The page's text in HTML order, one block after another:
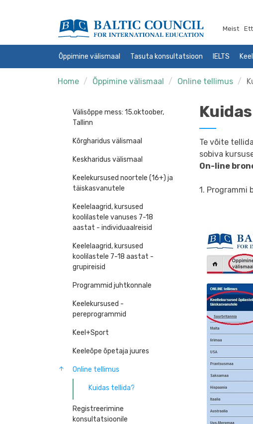
Meist
Õppimine välismaal Tasuta konsultatsioon IELTS
Home Õppimine välismaal Online tellimus
Välisõppe mess: 15.oktoober,
Tallinn
Kõrgharidus välismaal
Keskharidus välismaal
Keelekursused noortele (16+) ja
täiskasvanutele
Keelelaagrid, kursused
koolilastele vanuses 7-18
aastat - individuaalreisid
Keelelaagrid, kursused
koolilastele 7-18 aastat -
grupireisid
Programmid juhtkonnale
Keelekursused -
pereprogrammid
Keel+Sport
Keeleõpe õpetaja juures
Online tellimus
Kuidas tellida?
Registreerimine
konsultatsioonile
Te võite
sobiva
On-line
1. Programmi